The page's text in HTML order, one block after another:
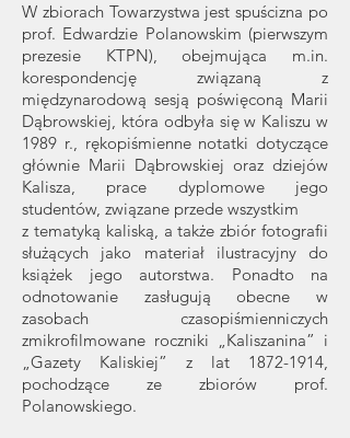
W zbiorach Towarzystwa jest spuścizna po
prof. Edwardzie Polanowskim (pierwszym
prezesie KTPN), obejmująca m.in.
korespondencję związaną z
międzynarodową sesją poświęconą Marii
Dąbrowskiej, która odbyła się w Kaliszu w
1989 r., rękopiśmienne notatki dotyczące
głównie Marii Dąbrowskiej oraz dziejów
Kalisza, prace dyplomowe jego
studentów, związane przede wszystkim
z tematyką kaliską, a także zbiór fotografii
służących jako materiał ilustracyjny do
książek jego autorstwa. Ponadto na
odnotowanie zasługują obecne w
zasobach czasopiśmienniczych
zmikrofilmowane roczniki „Kaliszanina” i
„Gazety Kaliskiej” z lat 1872-1914,
pochodzące ze zbiorów prof.
Polanowskiego.